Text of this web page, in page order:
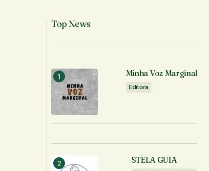
Top News
Minha Voz Marginal
Editora
STELA GUIA